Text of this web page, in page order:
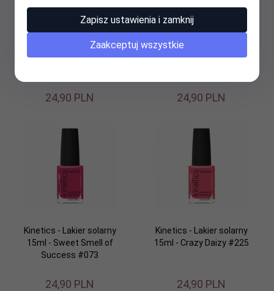
Kinetics - Lakier solarny
15ml - Zephyr #006
24,90 PLN
Kinetics - Lakier solarny
15ml - Hot Spot #066
24,90 PLN
Kinetics - Lakier solarny
15ml - Sweet Smell of
Success #073
24,90 PLN
Kinetics - Lakier solarny
15ml - Crazy Daizy #225
24,90 PLN
Zapisz ustawienia i zamknij
Zaakceptuj wszystkie